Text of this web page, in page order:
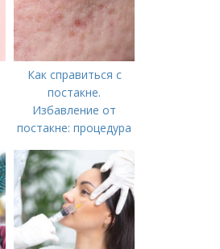
Как справиться с
постакне.
Избавление от
постакне: процедура